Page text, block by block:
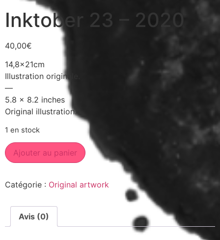
Inktober 23 – 2020
40,00€
14,8x21cm
Illustration originale.
—
5.8 x 8.2 inches
Original illustration.
1 en stock
Ajouter au panier
Catégorie : Original artwork
Avis (0)